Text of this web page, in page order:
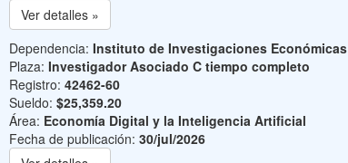
Ver detalles »
Dependencia: Instituto de Investigaciones Económicas
Plaza: Investigador Asociado C tiempo completo
Registro: 42462-60
Sueldo: $25,359.20
Área: Economía Digital y la Inteligencia Artificial
Fecha de publicación: 30/jul/2026